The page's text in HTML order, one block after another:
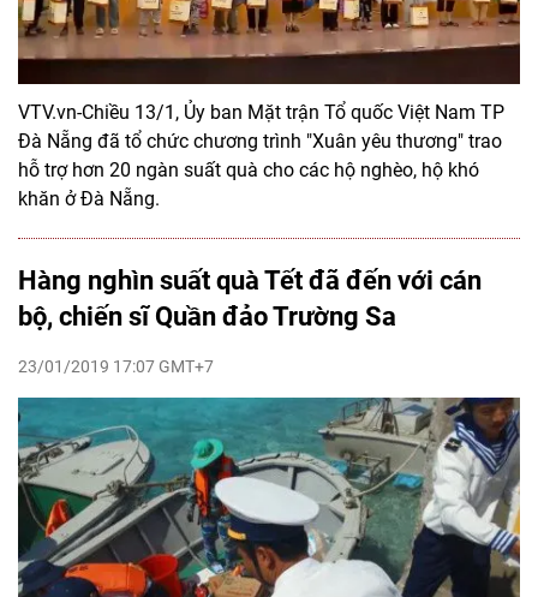
VTV.vn-Chiều 13/1, Ủy ban Mặt trận Tổ quốc Việt Nam TP
Đà Nẵng đã tổ chức chương trình "Xuân yêu thương" trao
hỗ trợ hơn 20 ngàn suất quà cho các hộ nghèo, hộ khó
khăn ở Đà Nẵng.
Hàng nghìn suất quà Tết đã đến với cán
bộ, chiến sĩ Quần đảo Trường Sa
23/01/2019 17:07 GMT+7